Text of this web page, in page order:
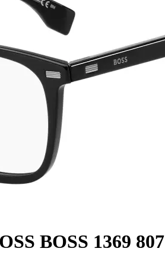
BOSS 1369 807